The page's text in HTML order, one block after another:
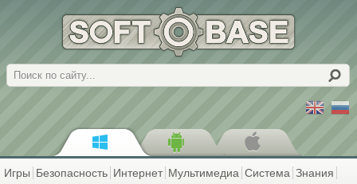
Поиск
Игры Безопасность Интернет Мультимедиа Система Знания